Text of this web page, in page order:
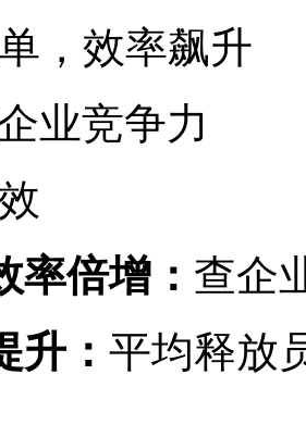
，效率飙升
业竞争力
倍增： 查企
： 平均释放